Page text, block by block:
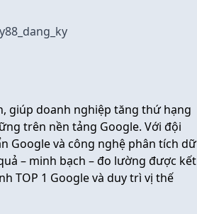
giúp doanh nghiệp tăng thứ hạng
trên nền tảng Google. Với đội
Google và công nghệ phân tích dữ
– minh bạch – đo lường được kết
TOP 1 Google và duy trì vị thế